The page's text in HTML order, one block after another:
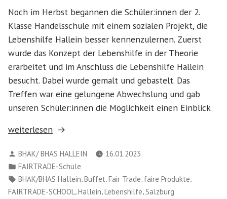
Noch im Herbst begannen die Schüler:innen der 2.
Klasse Handelsschule mit einem sozialen Projekt, die
Lebenshilfe Hallein besser kennenzulernen. Zuerst
wurde das Konzept der Lebenshilfe in der Theorie
erarbeitet und im Anschluss die Lebenshilfe Hallein
besucht. Dabei wurde gemalt und gebastelt. Das
Treffen war eine gelungene Abwechslung und gab
unseren Schüler:innen die Möglichkeit einen Einblick
„Soziales
der
Handelsschule
mit
weiterlesen
Verfasst
von
BHAK/ BHAS HALLEIN
16.01.2023
Veröffentlicht
in
FAIRTRADE-Schule
Schlagwörter:
BHAK/BHAS Hallein Buffet Fair Trade faire Produkte
FAIRTRADE-SCHOOL,Hallein,Lebenshilfe,Salzburg